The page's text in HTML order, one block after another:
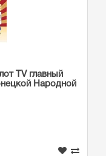
TV главный
Народной